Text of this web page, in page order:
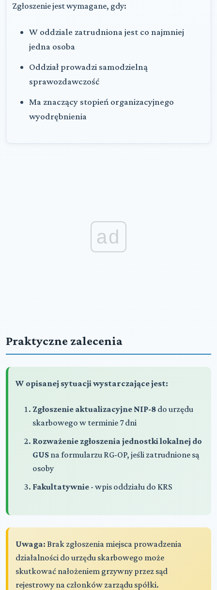
Zgłoszenie jest wymagane, gdy:
W oddziale zatrudniona jest co najmniej
jedna osoba
Oddział prowadzi samodzielną
sprawozdawczość
Ma znaczący stopień organizacyjnego
wyodrębnienia
ad
Praktyczne zalecenia
W opisanej sytuacji wystarczające jest:
Zgłoszenie aktualizacyjne NIP-8 do urzędu
skarbowego w terminie 7 dni
Rozważenie zgłoszenia jednostki lokalnej do
GUS na formularzu RG-OP, jeśli zatrudnione są
osoby
Fakultatywnie - wpis oddziału do KRS
Uwaga: Brak zgłoszenia miejsca prowadzenia
działalności do urzędu skarbowego może
skutkować nałożeniem grzywny przez sąd
rejestrowy na członków zarządu spółki.